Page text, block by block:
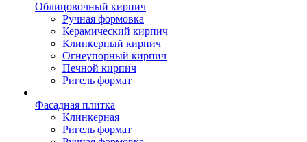
Облицовочный кирпич
Ручная формовка
Керамический кирпич
Клинкерный кирпич
Огнеупорный кирпич
Печной кирпич
Ригель формат
Фасадная плитка
Клинкерная
Ригель формат